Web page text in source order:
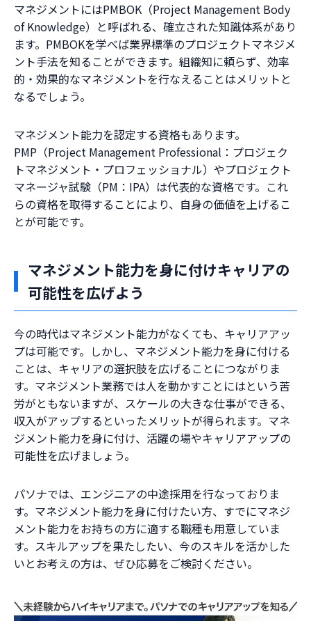
マネジメントにはPMBOK（Project Management Body
of Knowledge）と呼ばれる、確立された知識体系があり
ます。PMBOKを学べば業界標準のプロジェクトマネジメ
ント手法を知ることができます。組織知に頼らず、効率
的・効果的なマネジメントを行なえることはメリットと
なるでしょう。
マネジメント能力を認定する資格もあります。
PMP（Project Management Professional：プロジェク
トマネジメント・プロフェッショナル）やプロジェクト
マネージャ試験（PM：IPA）は代表的な資格です。これ
らの資格を取得することにより、自身の価値を上げるこ
とが可能です。
マネジメント能力を身に付けキャリアの
可能性を広げよう
今の時代はマネジメント能力がなくても、キャリアアッ
プは可能です。しかし、マネジメント能力を身に付ける
ことは、キャリアの選択肢を広げることにつながりま
す。マネジメント業務では人を動かすことにはという苦
労がともないますが、スケールの大きな仕事ができる、
収入がアップするといったメリットが得られます。マネ
ジメント能力を身に付け、活躍の場やキャリアアップの
可能性を広げましょう。
パソナでは、エンジニアの中途採用を行なっておりま
す。マネジメント能力を身に付けたい方、すでにマネジ
メント能力をお持ちの方に適する職種も用意していま
す。スキルアップを果たしたい、今のスキルを活かした
いとお考えの方は、ぜひ応募をご検討ください。